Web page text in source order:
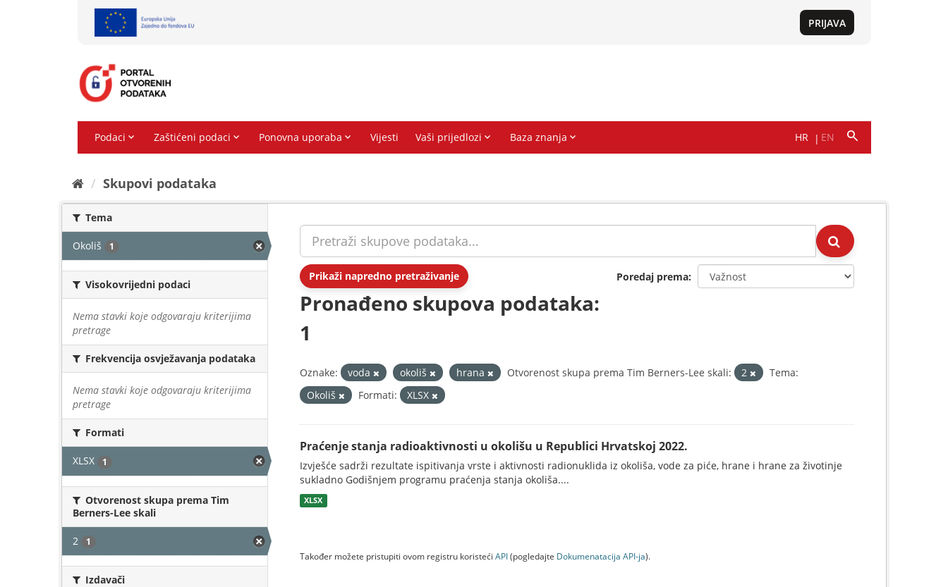
Skupovi podаtаkа
Tema
Okoliš 1
Visokovrijedni podaci
Nema stavki koje odgovaraju kriterijima
pretrage
Frekvencija osvježavanja podataka
Nema stavki koje odgovaraju kriterijima
pretrage
Formati
XLSX 1
Otvorenost skupa prema Tim
Berners-Lee skali
2 1
Izdavači
Prikaži napredno pretraživanje Poredaj prema
Pronađeno skupova podataka:
1
Oznake: voda okoliš hrana Otvorenost skupa prema Tim Berners-Lee skali: 2
Tema:
Okoliš
Formati: XLSX
Praćenje stanja radioaktivnosti u okolišu u Republici Hrvatskoj 2022.
Izvješće sadrži rezultate ispitivanja vrste i aktivnosti radionuklida iz okoliša, vode za piće, hrane i hrane za životinje
sukladno Godišnjem programu praćenja stanja okoliša....
XLSX
Također možete pristupiti ovom registru koristeći API(pogledajte Dokumenаtаcijа API-jа).